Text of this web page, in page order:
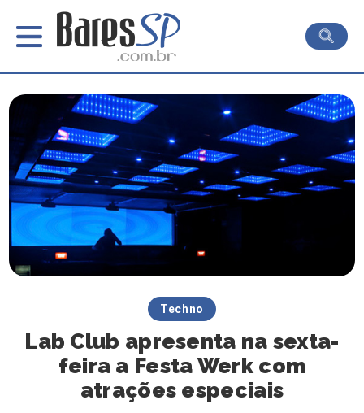
Techno
Lab Club apresenta na sexta-
feira a Festa Werk com
atrações especiais